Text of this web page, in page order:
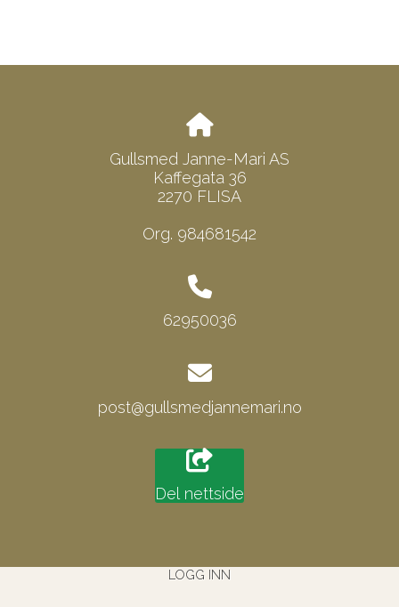
Gullsmed Janne-Mari AS
Kaffegata 36
2270 FLISA
Org. 984681542
62950036
post@gullsmedjannemari.no
Del nettside
LOGG INN